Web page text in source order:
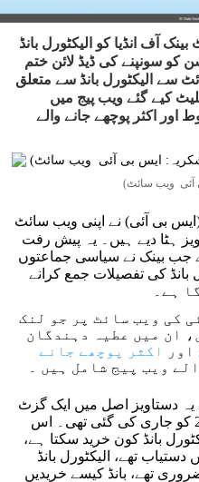
آف انڈیا کو الیکٹورل بانڈ
کو سونپنے کی ڈیڈ لائن ختم
سے الیکٹورل بانڈ سے متعلق
کیے گئے ویب پیج میں
اکثر پوچھے جانے والے
(ایس بی آئی) نے اپنی ویب سائٹ
ہٹا دیے ہیں۔ یہ پیش رفت
جب بینک نے سیاسی جماعتوں
بانڈ کی تفصیلات جمع کرانے
کی ویب سائٹ پر جو لنک
ان میں عطیہ دہندگان
اور
اکثر پوچھے جانے
ویب پیج شامل ہیں ۔
یہ دستاویز اصل میں ایک گزٹ
نوٹیفکیشن تھی، جو 2 جنوری 2018 کو جاری کی گئی تھی۔ اس
بانڈ کون خرید سکتا ہے،
تھے، الیکٹورل بانڈ
تھے، بانڈ کیسے خریدیں